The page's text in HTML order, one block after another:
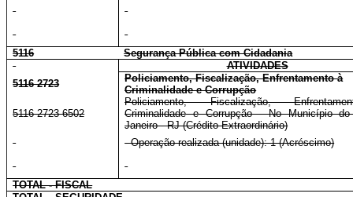
5116
Segurança Pública com Cidadania
ATIVIDADES
5116 2723
Policiamento, Fiscalização, Enfrentamento à
Criminalidade e Corrupção
5116 2723 6502
Policiamento, Fiscalização,
Criminalidade e Corrupção - No Município
Janeiro - RJ (Crédito Extraordinário)
- Operação realizada (unidade): 1 (Acréscimo)
TOTAL - FISCAL